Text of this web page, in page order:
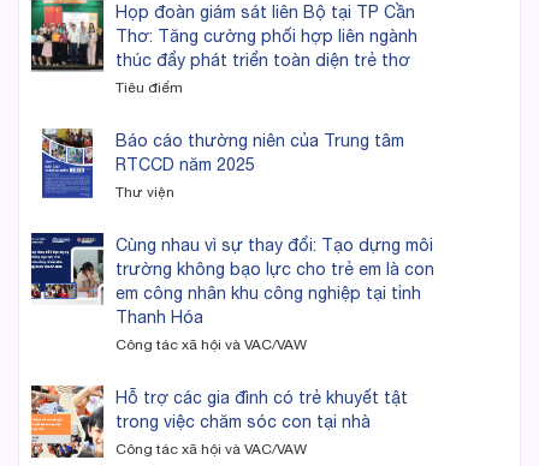
Họp đoàn giám sát liên Bộ tại TP Cần
Thơ: Tăng cường phối hợp liên ngành
thúc đẩy phát triển toàn diện trẻ thơ
Tiêu điểm
Báo cáo thường niên của Trung tâm
RTCCD năm 2025
Thư viện
Cùng nhau vì sự thay đổi: Tạo dựng môi
trường không bạo lực cho trẻ em là con
em công nhân khu công nghiệp tại tỉnh
Thanh Hóa
Công tác xã hội và VAC/VAW
Hỗ trợ các gia đình có trẻ khuyết tật
trong việc chăm sóc con tại nhà
Công tác xã hội và VAC/VAW